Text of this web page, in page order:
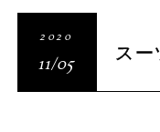
2020
11/05 ス